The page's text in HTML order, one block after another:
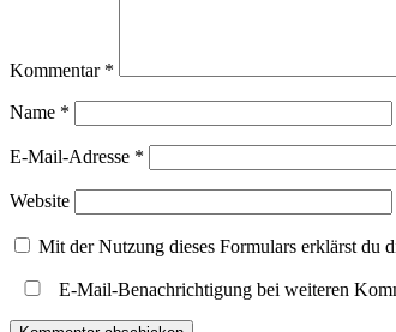
Kommentar *
Name *
E-Mail-Adresse *
Website
Mit der Nutzung dieses Formulars erklärst du
E-Mail-Benachrichtigung bei weiteren